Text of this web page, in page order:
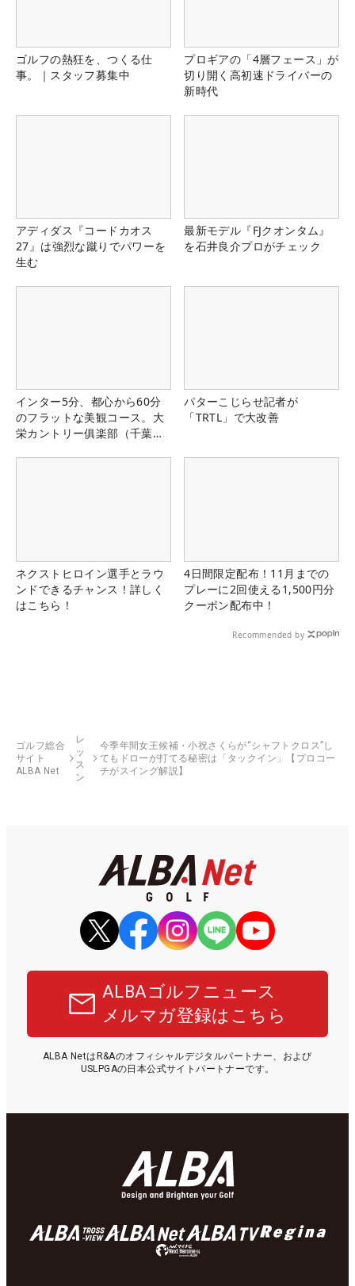
ゴルフの熱狂を、つくる仕
事。｜スタッフ募集中
プロギアの「4層フェース」が
切り開く高初速ドライバーの
新時代
アディダス『コードカオス
27』は強烈な蹴りでパワーを
生む
最新モデル『FJクオンタム』
を石井良介プロがチェック
インター5分、都心から60分
のフラットな美観コース。大
栄カントリー俱楽部（千葉
パターこじらせ記者が
「TRTL」で大改善
ネクストヒロイン選手とラウ
ンドできるチャンス！詳しく
はこちら！
4日間限定配布！11月までの
プレーに2回使える1,500円分
クーポン配布中！
Recommended by
ゴルフ総合
サイト
ALBA Net
レ
ッ
ス
ン
今季年間女王候補・小祝さくらが“シャフトクロス”し
てもドローが打てる秘密は「タックイン」【プロコー
チがスイング解説】
ALBAゴルフニュース
メルマガ登録はこちら
ALBA NetはR&Aのオフィシャルデジタルパートナー、および
USLPGAの日本公式サイトパートナーです。